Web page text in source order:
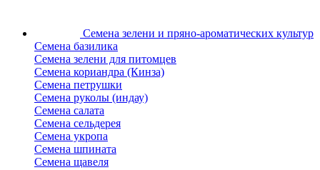
Семена зелени и пряно-ароматических культур
Семена базилика
Семена зелени для питомцев
Семена кориандра (Кинза)
Семена петрушки
Семена руколы (индау)
Семена салата
Семена сельдерея
Семена укропа
Семена шпината
Семена щавеля